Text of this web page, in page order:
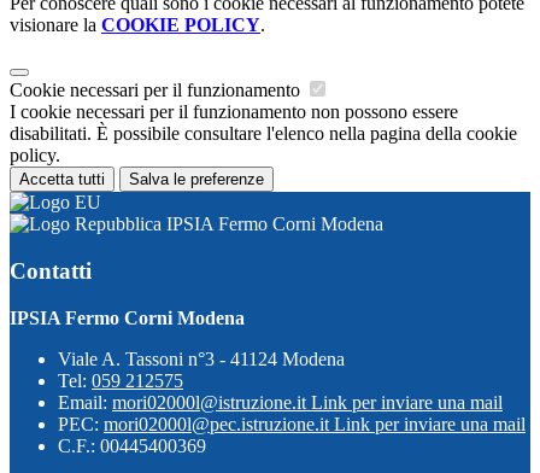
visionare la COOKIE POLICY.
Cookie necessari per il funzionamento
I cookie necessari per il funzionamento non possono essere
disabilitati. È possibile consultare l'elenco nella pagina della cookie
policy.
Accetta tutti Salva le preferenze
IPSIA Fermo Corni Modena
Contatti
IPSIA Fermo Corni Modena
Viale A. Tassoni n°3 - 41124 Modena
Tel: 059 212575
Email: mori02000l@istruzione.it Link per inviare una mail
PEC: mori02000l@pec.istruzione.it Link per inviare una mail
C.F.: 00445400369